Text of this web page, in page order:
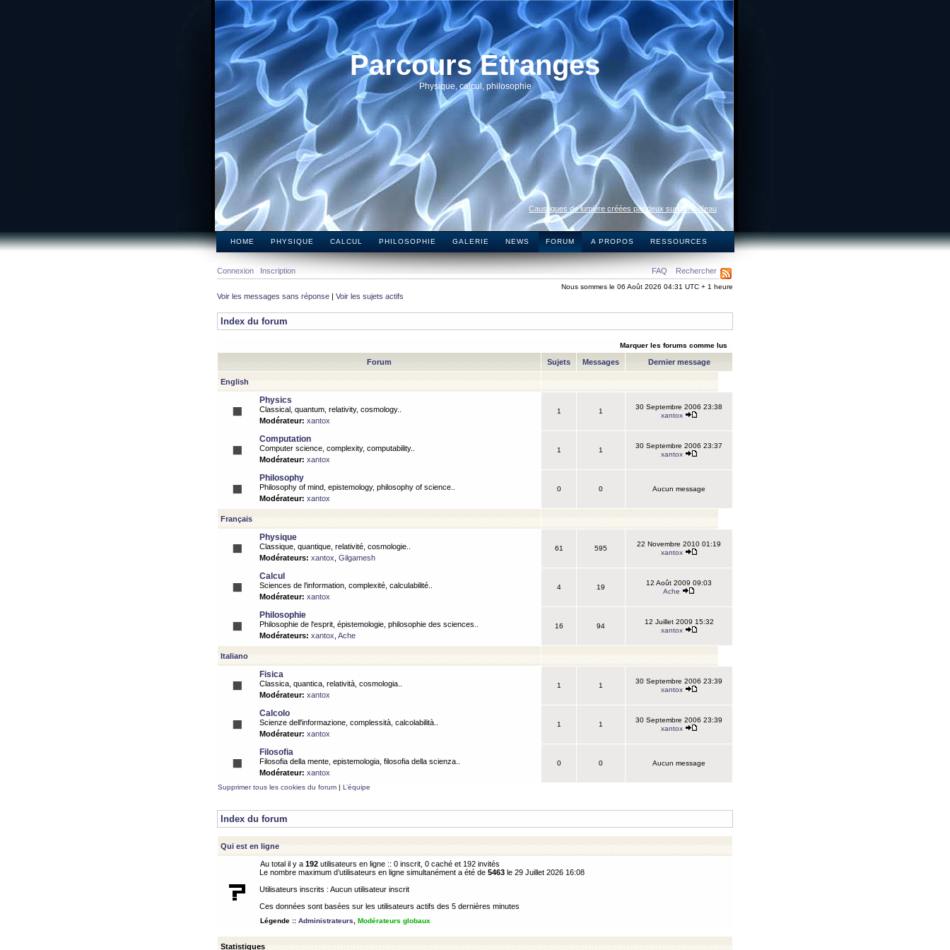
Parcours Etranges
Physique, calcul, philosophie
Caustiques de lumière créées par deux surfaces d’eau
HOME PHYSIQUE CALCUL PHILOSOPHIE GALERIE NEWS FORUM A PROPOS RESSOURCES
FAQ Rechercher
Connexion Inscription
Nous sommes le 06 Août 2026 04:31 UTC + 1 heure
Voir les messages sans réponse | Voir les sujets actifs
Index du forum
Marquer les forums comme lus
Forum Sujets Messages Dernier message
English
Physics
Classical, quantum, relativity, cosmology..
Modérateur: xantox
1 1
30 Septembre 2006 23:38
xantox
Computation
Computer science, complexity, computability..
Modérateur: xantox
1 1
30 Septembre 2006 23:37
xantox
Philosophy
Philosophy of mind, epistemology, philosophy of science..
Modérateur: xantox
0 0 Aucun message
Français
Physique
Classique, quantique, relativité, cosmologie..
Modérateurs: xantox Gilgamesh
61 595
22 Novembre 2010 01:19
xantox
Calcul
Sciences de l'information, complexité, calculabilité..
Modérateur: xantox
4 19
12 Août 2009 09:03
Ache
Philosophie
Philosophie de l'esprit, épistemologie, philosophie des sciences..
Modérateurs: xantox Ache
16 94
12 Juillet 2009 15:32
xantox
Italiano
Fisica
Classica, quantica, relatività, cosmologia..
Modérateur: xantox
1 1
30 Septembre 2006 23:39
xantox
Calcolo
Scienze dell'informazione, complessità, calcolabilità..
Modérateur: xantox
1 1
30 Septembre 2006 23:39
xantox
Filosofia
Filosofia della mente, epistemologia, filosofia della scienza..
Modérateur: xantox
0 0 Aucun message
Supprimer tous les cookies du forum | L’équipe
Index du forum
Qui est en ligne
Au total il y a 192 utilisateurs en ligne :: 0 inscrit, 0 caché et 192 invités
Le nombre maximum d’utilisateurs en ligne simultanément a été de 5463 le 29 Juillet 2026 16:08
Utilisateurs inscrits : Aucun utilisateur inscrit
Ces données sont basées sur les utilisateurs actifs des 5 dernières minutes
Légende :: Administrateurs Modérateurs globaux
Statistiques